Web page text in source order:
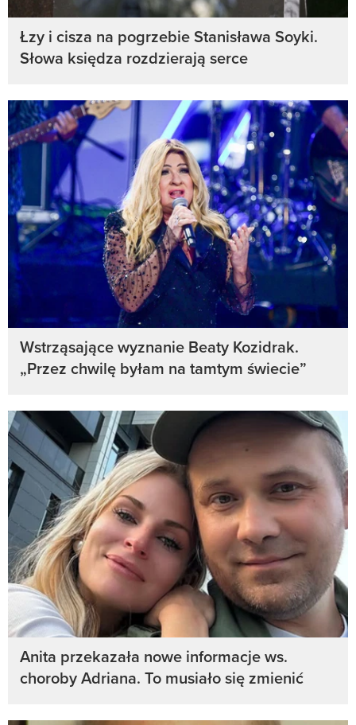
Łzy i cisza na pogrzebie Stanisława Soyki.
Słowa księdza rozdzierają serce
Wstrząsające wyznanie Beaty Kozidrak.
„Przez chwilę byłam na tamtym świecie”
Anita przekazała nowe informacje ws.
choroby Adriana. To musiało się zmienić